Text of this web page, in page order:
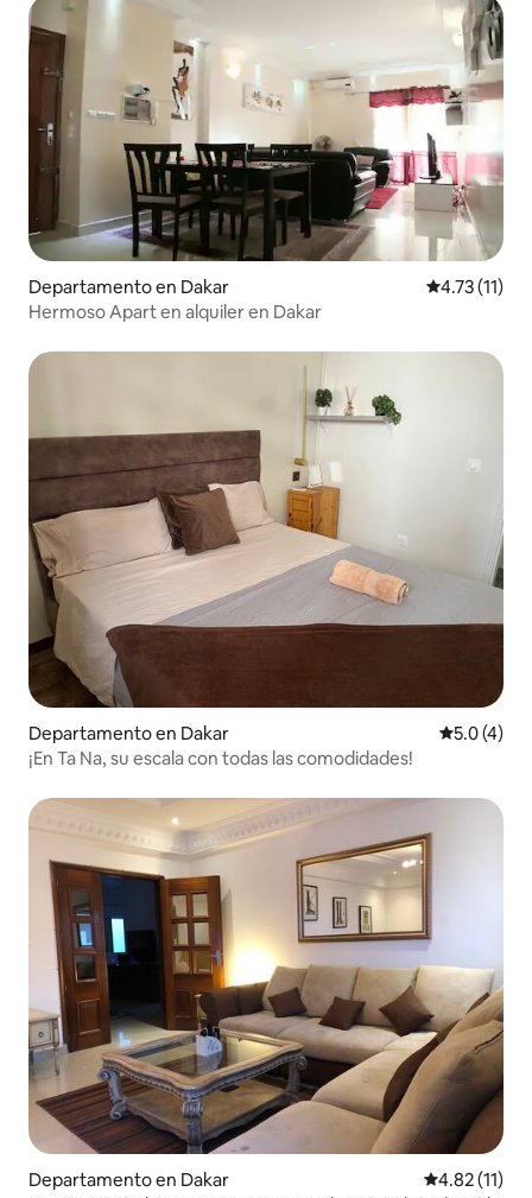
Departamento en Dakar Calificación
4.73 (11)
Hermoso Apart en alquiler en Dakar
Departamento en Dakar
5.0 (4)
¡En Ta Na, su escala con todas las comodidades!
Departamento en Dakar Calificación
4.82 (11)